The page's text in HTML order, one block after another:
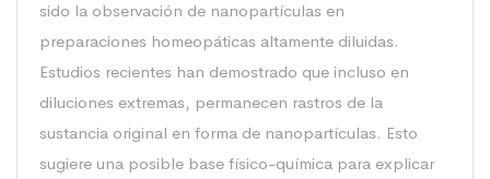
sido la observación de nanopartículas en
preparaciones homeopáticas altamente diluidas.
Estudios recientes han demostrado que incluso en
diluciones extremas, permanecen rastros de la
sustancia original en forma de nanopartículas. Esto
sugiere una posible base físico-química para explicar